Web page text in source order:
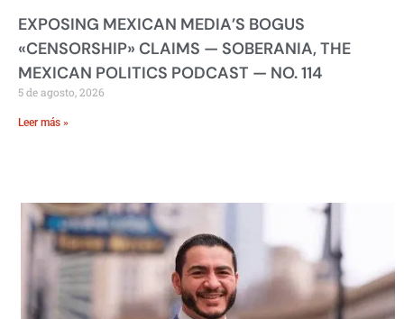
EXPOSING MEXICAN MEDIA’S BOGUS
«CENSORSHIP» CLAIMS — SOBERANIA, THE
MEXICAN POLITICS PODCAST — NO. 114
5 de agosto, 2026
Leer más »